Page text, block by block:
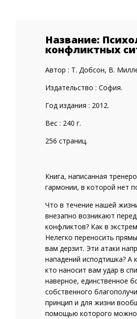
Название:
конфликтных
Автор : Т. Добсон, В.
Издательство : София.
Год издания : 2012.
Вес : 240 г.
256 страниц.
Книга, написанная
гармонии, в которой нет
Что в течение нашей
внезапно возникают
конфликтов? Как в
Нелегко переносить
вам дерзит. Эти атаки
нападений исподтишка? А
кто наносит вам удар в
наверное, единственное
собственного
принцип и для жизни
помощью которого можно